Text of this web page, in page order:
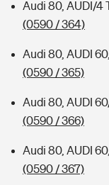
Audi 80, AUDI/4
(0590 / 364)
Audi 80, AUDI
(0590 / 365)
Audi 80, AUDI
(0590 / 366)
Audi 80, AUDI
(0590 / 367)